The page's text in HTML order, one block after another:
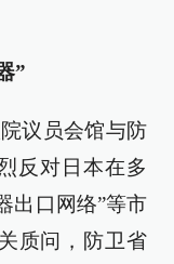
”
议员会馆与防
反对日本在多
出口网络”等市
质问，防卫省